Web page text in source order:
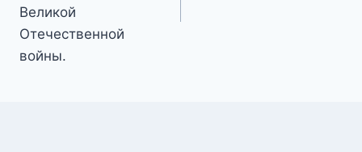
Великой
Отечественной
войны.